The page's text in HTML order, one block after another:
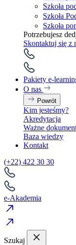
Szkoła
Szkoła
Szkoła
Potrzebujesz
Skontaktuj się z
Pakiety e-
O nas
Powrót
Kim jesteśmy?
Akredytacja
Ważne
Baza wiedzy
Kontakt
(+22) 422 30 30
e-Akademia
Szukaj